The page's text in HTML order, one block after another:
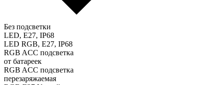
Без подсветки
LED, E27, IP68
LED RGB, E27, IP68
RGB ACC подсветка
от батареек
RGB ACC подсветка
перезаряжаемая